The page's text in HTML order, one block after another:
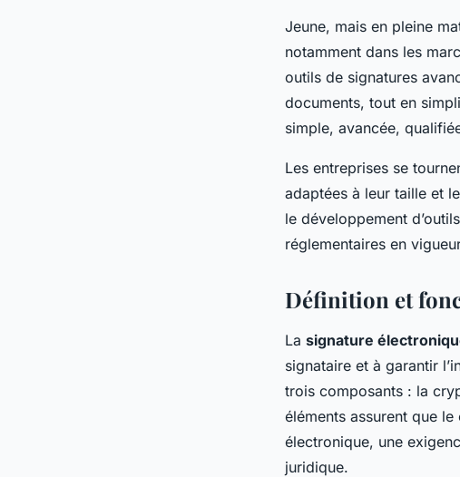
Jeune, mais en pleine
notamment dans les
outils de signatures
documents, tout en
simple, avancée,
Les entreprises se
adaptées à leur taille et
le développement
réglementaires en
Définition et
La signature
signataire et à garantir
trois composants : la
éléments assurent que
électronique, une
juridique.